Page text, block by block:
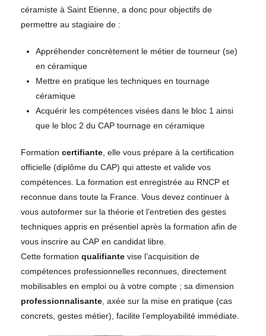
céramiste à Saint Etienne, a donc pour objectifs de
permettre au stagiaire de :
Appréhender concrètement le métier de tourneur (se)
en céramique
Mettre en pratique les techniques en tournage
céramique
Acquérir les compétences visées dans le bloc 1 ainsi
que le bloc 2 du CAP tournage en céramique
Formation certifiante , elle vous prépare à la certification
officielle (diplôme du CAP) qui atteste et valide vos
compétences. La formation est enregistrée au RNCP et
reconnue dans toute la France. Vous devez continuer à
vous autoformer sur la théorie et l’entretien des gestes
techniques appris en présentiel après la formation afin de
vous inscrire au CAP en candidat libre.
Cette formation qualifiante vise l’acquisition de
compétences professionnelles reconnues, directement
mobilisables en emploi ou à votre compte ; sa dimension
professionnalisante , axée sur la mise en pratique (cas
concrets, gestes métier), facilite l’employabilité immédiate.